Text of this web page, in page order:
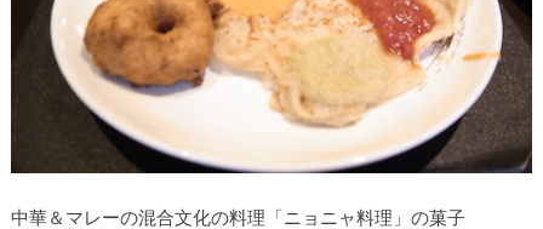
中華＆マレーの混合文化の料理「ニョニャ料理」の菓子